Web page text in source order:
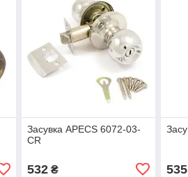
Засувка APECS 6072-03-
CR
532₴ 535